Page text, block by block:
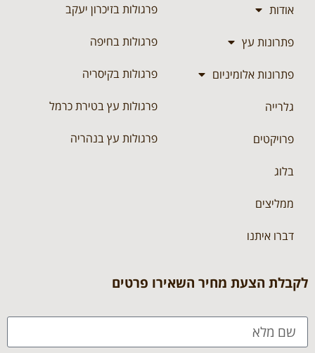
אודות
פתרונות עץ
פתרונות אלומיניום
גלרייה
פרויקטים
בלוג
ממליצים
דברו איתנו
פרגולות בזיכרון יעקב
פרגולות בחיפה
פרגולות בקיסריה
פרגולות עץ בטירת כרמל
פרגולות עץ בנהריה
לקבלת הצעת מחיר השאירו פרטים